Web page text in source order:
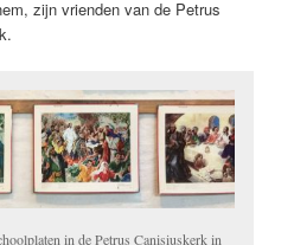
zijn vrienden van de Petrus
in de Petrus Canisiuskerk in